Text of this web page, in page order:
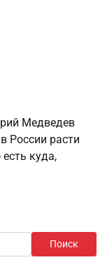
Медведев
России расти
куда,
Поиск